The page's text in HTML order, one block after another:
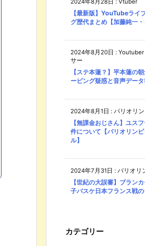
【最新版】YouTubeライ
グ歴代まとめ【加藤純一
2024年8月20日 : Youtuber
サー
【ステ本蓮？】平本蓮の
ーピング疑惑と音声デー
2024年8月1日 : パリオリ
【無課金おじさん】ユス
件について【パリオリン
ル】
2024年7月31日 : パリオリ
【世紀の大誤審】ブラン
子バスケ日本フランス戦
カテゴリー